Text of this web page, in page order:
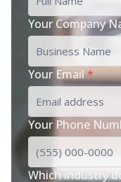
Your Company
Your Email*
Your Phone
Which industry